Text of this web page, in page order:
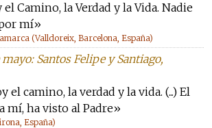
el Camino, la Verdad y la Vida. Nadie
mí»
(Valldoreix, Barcelona, España)
Santos Felipe y Santiago,
el camino, la verdad y la vida. (...) El
mí, ha visto al Padre»
España)